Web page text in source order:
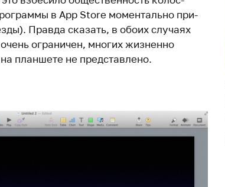
в App Store момен­тально при­
Правда ска­зать, в обоих слу­чаях
огра­ничен, многих жиз­ненно
план­шете не пред­став­лено.